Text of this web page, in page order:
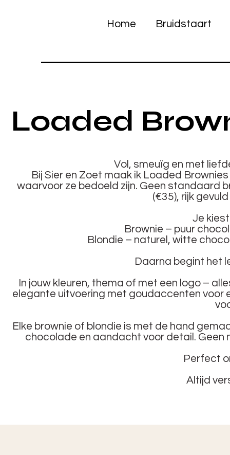
Home Bruidstaart
Loaded
Vol, smeuïg en met
Bij Sier en Zoet maak ik Loaded
waarvoor ze bedoeld zijn. Geen standaard
(€35), rijk
Je
Brownie – puur
Blondie – naturel, witte
Daarna begint het
In jouw kleuren, thema of met een logo –
elegante uitvoering met goudaccenten voor
Elke brownie of blondie is met de hand
chocolade en aandacht voor detail.
Perfect
Altijd